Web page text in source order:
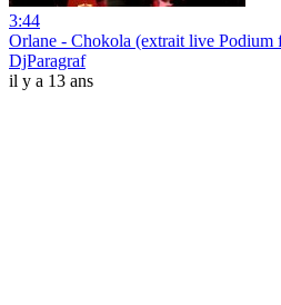
3:44
Orlane - Chokola (extrait live Podium
DjParagraf
il y a 13 ans